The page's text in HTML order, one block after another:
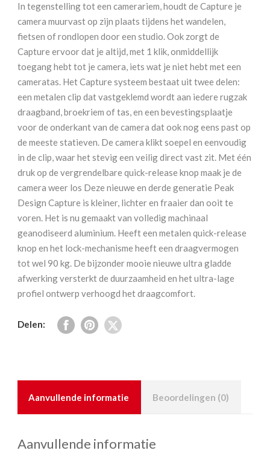
aantal
In tegenstelling tot een camerariem, houdt de Capture je
camera muurvast op zijn plaats tijdens het wandelen,
fietsen of rondlopen door een studio. Ook zorgt de
Capture ervoor dat je altijd, met 1 klik, onmiddellijk
toegang hebt tot je camera, iets wat je niet hebt met een
cameratas. Het Capture systeem bestaat uit twee delen:
een metalen clip dat vastgeklemd wordt aan iedere rugzak
draagband, broekriem of tas, en een bevestingsplaatje
voor de onderkant van de camera dat ook nog eens past op
de meeste statieven. De camera klikt soepel en eenvoudig
in de clip, waar het stevig een veilig direct vast zit. Met één
druk op de vergrendelbare quick-release knop maak je de
camera weer los Deze nieuwe en derde generatie Peak
Design Capture is kleiner, lichter en fraaier dan ooit te
voren. Het is nu gemaakt van volledig machinaal
geanodiseerd aluminium. Heeft een metalen quick-release
knop en het lock-mechanisme heeft een draagvermogen
tot wel 90 kg. De bijzonder mooie nieuwe ultra gladde
afwerking versterkt de duurzaamheid en het ultra-lage
profiel ontwerp verhoogd het draagcomfort.
Delen:
Aanvullende informatie Beoordelingen (0)
Aanvullende informatie